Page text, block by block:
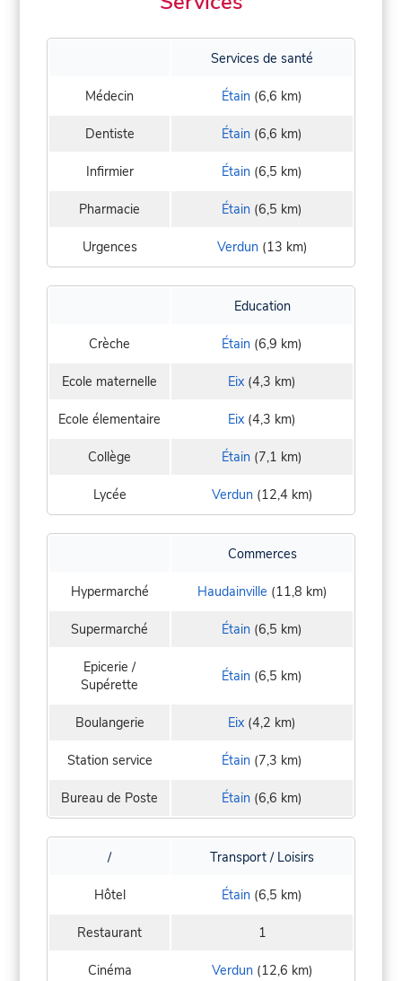
Services de santé
Médecin Étain (6,6 km)
Dentiste Étain (6,6 km)
Infirmier Étain (6,5 km)
Pharmacie Étain (6,5 km)
Urgences Verdun(13 km)
Education
Crèche Étain (6,9 km)
Ecole maternelle Eix (4,3 km)
Ecole élementaire Eix (4,3 km)
Collège Étain (7,1 km)
Lycée Verdun(12,4 km)
Commerces
Hypermarché Haudainville (11,8 km)
Supermarché Étain (6,5 km)
Epicerie /
Supérette
Étain (6,5 km)
Boulangerie Eix (4,2 km)
Station service Étain (7,3 km)
Bureau de Poste Étain (6,6 km)
/ Transport / Loisirs
Hôtel Étain (6,5 km)
Restaurant 1
Cinéma Verdun(12,6 km)